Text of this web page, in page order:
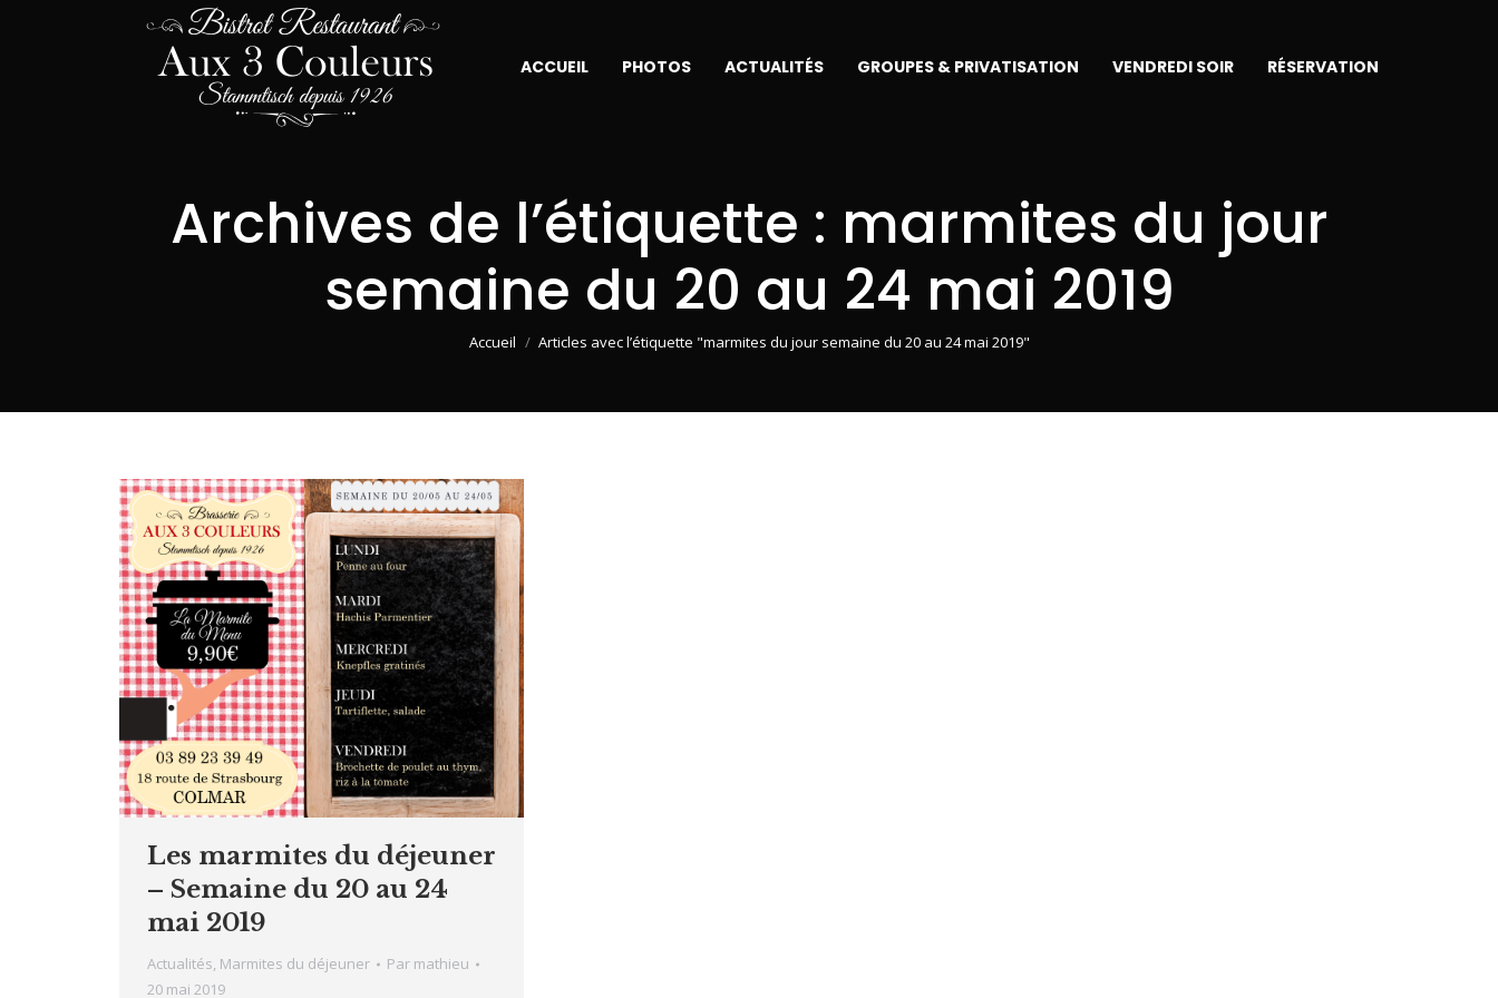
ACCUEIL PHOTOS ACTUALITÉS GROUPES & PRIVATISATION VENDREDI SOIR RÉSERVATION
Archives de l’étiquette : marmites du jour
semaine du 20 au 24 mai 2019
Vous êtes ici :
Accueil Articles avec l’étiquette "marmites du jour semaine du 20 au 24 mai 2019"
Les marmites du déjeuner
– Semaine du 20 au 24
mai 2019
Actualités, Marmites du déjeuner Par mathieu
20 mai 2019